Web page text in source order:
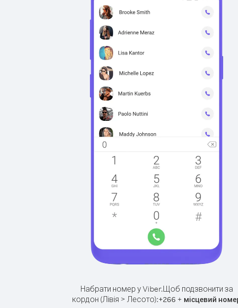
Набрати номер у Viber.Щоб подзвонити за
кордон (Лівія > Лесото):+266 + місцевий